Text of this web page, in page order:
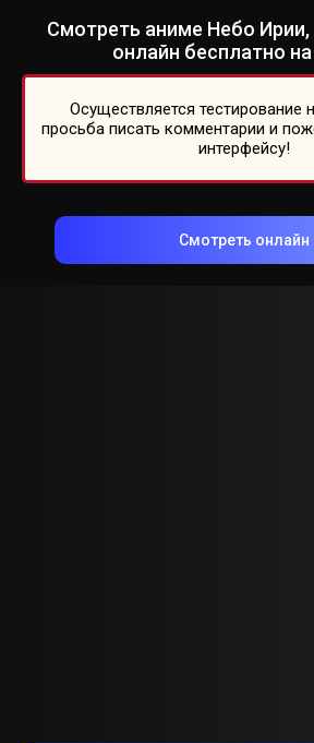
Смотреть аниме Небо
онлайн бесплатно
Осуществляется тестирование
просьба писать комментарии и
интерфейсу!
Смотреть онлайн